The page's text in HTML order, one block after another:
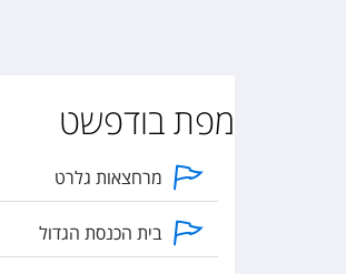
מפת בודפשט
מרחצאות גלרט
בית הכנסת הגדול